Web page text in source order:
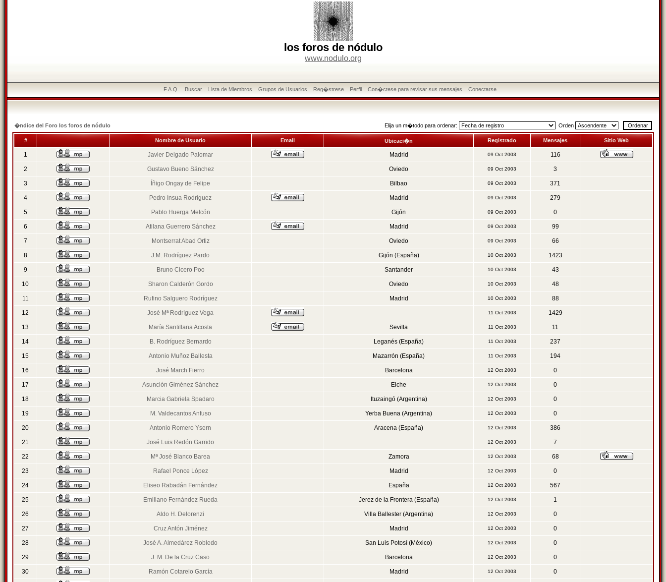
los foros de nódulo
www.nodulo.org
F.A.Q. Buscar Lista de Miembros Grupos de Usuarios Reg�strese Perfil Con�ctese para revisar sus mensajes Conectarse
�ndice del Foro los foros de nódulo Elija un m�todo para ordenar: Orden
# Nombre de Usuario Email Ubicaci�n Registrado Mensajes Sitio Web
1 Javier Delgado Palomar Madrid 09 Oct 2003 116
2 Gustavo Bueno Sánchez Oviedo 09 Oct 2003 3
3 Íñigo Ongay de Felipe Bilbao 09 Oct 2003 371
4 Pedro Insua Rodríguez Madrid 09 Oct 2003 279
5 Pablo Huerga Melcón Gijón 09 Oct 2003 0
6 Atilana Guerrero Sánchez Madrid 09 Oct 2003 99
7 Montserrat Abad Ortiz Oviedo 09 Oct 2003 66
8 J.M. Rodríguez Pardo Gijón (España) 10 Oct 2003 1423
9 Bruno Cicero Poo Santander 10 Oct 2003 43
10 Sharon Calderón Gordo Oviedo 10 Oct 2003 48
11 Rufino Salguero Rodríguez Madrid 10 Oct 2003 88
12 José Mª Rodríguez Vega 11 Oct 2003 1429
13 María Santillana Acosta Sevilla 11 Oct 2003 11
14 B. Rodríguez Bernardo Leganés (España) 11 Oct 2003 237
15 Antonio Muñoz Ballesta Mazarrón (España) 11 Oct 2003 194
16 José March Fierro Barcelona 12 Oct 2003 0
17 Asunción Giménez Sánchez Elche 12 Oct 2003 0
18 Marcia Gabriela Spadaro Ituzaingó (Argentina) 12 Oct 2003 0
19 M. Valdecantos Anfuso Yerba Buena (Argentina) 12 Oct 2003 0
20 Antonio Romero Ysern Aracena (España) 12 Oct 2003 386
21 José Luis Redón Garrido 12 Oct 2003 7
22 Mª José Blanco Barea Zamora 12 Oct 2003 68
23 Rafael Ponce López Madrid 12 Oct 2003 0
24 Eliseo Rabadán Fernández España 12 Oct 2003 567
25 Emiliano Fernández Rueda Jerez de la Frontera (España) 12 Oct 2003 1
26 Aldo H. Delorenzi Villa Ballester (Argentina) 12 Oct 2003 0
27 Cruz Antón Jiménez Madrid 12 Oct 2003 0
28 José A. Almedárez Robledo San Luis Potosí (México) 12 Oct 2003 0
29 J. M. De la Cruz Caso Barcelona 12 Oct 2003 0
30 Ramón Cotarelo García Madrid 12 Oct 2003 0